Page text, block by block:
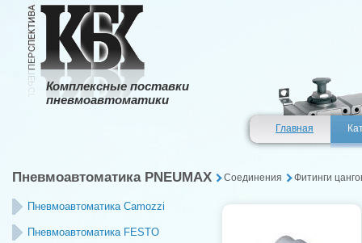
Комплексные поставки
пневмоавтоматики
Главная
Пневмоавтоматика PNEUMAX Соединения Фитинги
Пневмоавтоматика Camozzi
Пневмоавтоматика FESTO